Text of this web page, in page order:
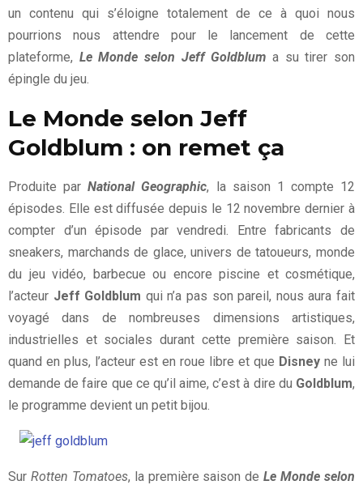
un contenu qui s’éloigne totalement de ce à quoi nous
pourrions nous attendre pour le lancement de cette
plateforme, Le Monde selon Jeff Goldblum a su tirer son
épingle du jeu.
Le Monde selon Jeff
Goldblum : on remet ça
Produite par National Geographic, la saison 1 compte 12
épisodes. Elle est diffusée depuis le 12 novembre dernier à
compter d’un épisode par vendredi. Entre fabricants de
sneakers, marchands de glace, univers de tatoueurs, monde
du jeu vidéo, barbecue ou encore piscine et cosmétique,
l’acteur Jeff Goldblum qui n’a pas son pareil, nous aura fait
voyagé dans de nombreuses dimensions artistiques,
industrielles et sociales durant cette première saison. Et
quand en plus, l’acteur est en roue libre et que Disney ne lui
demande de faire que ce qu’il aime, c’est à dire du Goldblum,
le programme devient un petit bijou.
Sur Rotten Tomatoes, la première saison deLe Monde selon